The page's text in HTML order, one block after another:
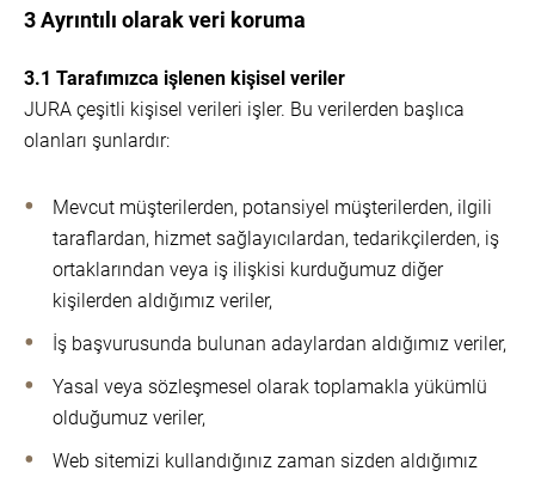
3 Ayrıntılı olarak veri koruma
3.1 Tarafımızca işlenen kişisel veriler
JURA çeşitli kişisel verileri işler. Bu verilerden başlıca
olanları şunlardır:
Mevcut müşterilerden, potansiyel müşterilerden, ilgili
taraflardan, hizmet sağlayıcılardan, tedarikçilerden, iş
ortaklarından veya iş ilişkisi kurduğumuz diğer
kişilerden aldığımız veriler,
İş başvurusunda bulunan adaylardan aldığımız veriler,
Yasal veya sözleşmesel olarak toplamakla yükümlü
olduğumuz veriler,
Web sitemizi kullandığınız zaman sizden aldığımız